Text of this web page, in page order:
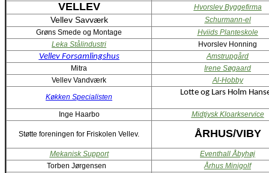
VELLEV Hvorslev Byggefirma
Vellev Savværk
Schurmann-el
Grøns Smede og Montage
Hviids Planteskole
Leka Stålindustri
Hvorslev Honning
Vellev Forsamlingshus
Amstrupgård
Mitra
Irene Søgaard
Vellev Vandværk
Al-Hobby
Køkken Specialisten
Lotte og Lars Holm
Inge Haarbo Midtjysk Kloarkservice
Støtte foreningen for Friskolen Vellev. ÅRHUS/VIBY
Mekanisk Support
Eventhall Åbyhøj
Torben Jørgensen
Århus Minigolf